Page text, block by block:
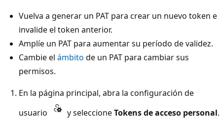
Vuelva a generar un PAT para crear un nuevo token e
invalide el token anterior.
Amplíe un PAT para aumentar su período de validez.
Cambie el ámbito de un PAT para cambiar sus
permisos.
En la página principal, abra la configuración de
usuario
y seleccioneTokens de acceso personal.